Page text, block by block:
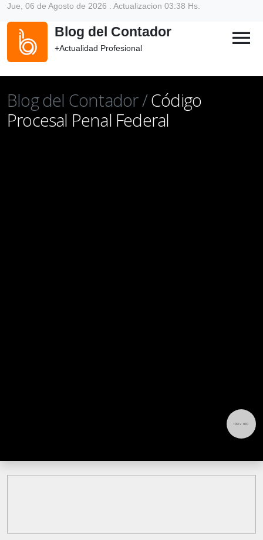
Jue, 06 de Agosto de 2026 . Actualizacion 03:38 Hs.
Blog del Contador
+Actualidad Profesional menu
Blog del Contador /Código
Procesal Penal Federal